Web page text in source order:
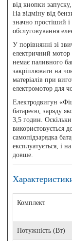
від кнопки
На відміну від
значно простіший і
обслуговування
У порівнянні зі
електричний
немає паливного
закріплювати на
матеріалів при
електромотор для
Електродвигун
батареєю, заряду
3,5 годин.
використовується
самопідзарядка
експлуатується, і
довше.
Комплект
Потужність (Вт)